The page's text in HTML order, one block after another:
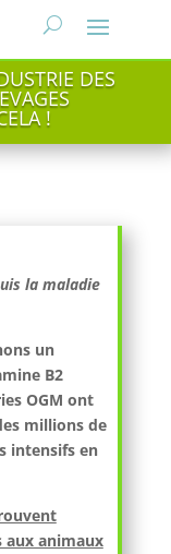
DES
!
la maladie
un
B2
OGM ont
millions de
intensifs en
aux animaux